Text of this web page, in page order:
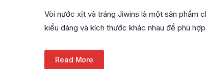
Vòi nước xịt và tráng Jiwins là một sản phẩm
kiểu dáng và kích thước khác nhau để phù
Read More